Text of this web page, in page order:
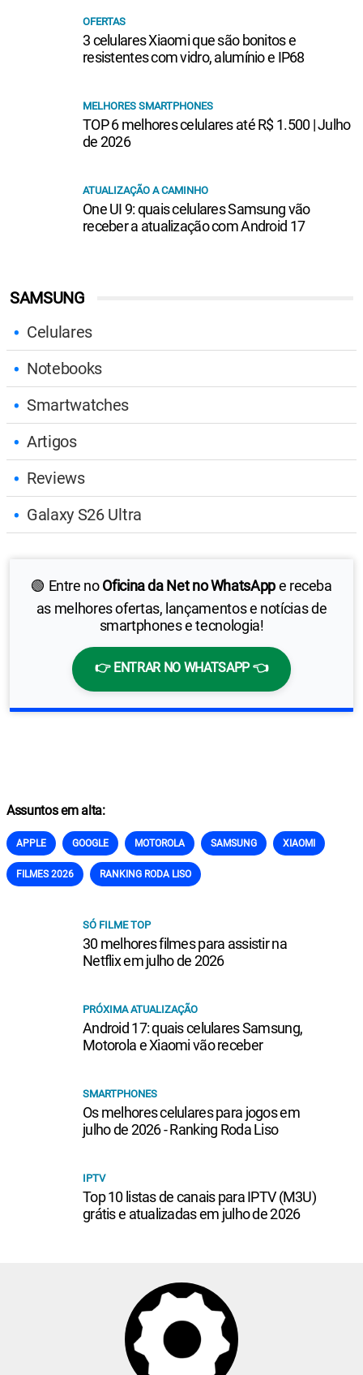
SAMSUNG
Celulares
Notebooks
Smartwatches
Artigos
Reviews
Galaxy S26 Ultra
🟢 Entre noOficina da Net no WhatsAppe receba
as melhores ofertas, lançamentos e notícias de
smartphones e tecnologia!
👉 ENTRAR NO WHATSAPP 👈
OFERTAS
3 celulares Xiaomi que são bonitos e
resistentes com vidro, alumínio e IP68
MELHORES SMARTPHONES
TOP 6 melhores celulares até R$ 1.500 | Julho
de 2026
ATUALIZAÇÃO A CAMINHO
One UI 9: quais celulares Samsung vão
receber a atualização com Android 17
Assuntos em alta:
APPLE GOOGLE MOTOROLA SAMSUNG XIAOMI
FILMES 2026 RANKING RODA LISO
SÓ FILME TOP
30 melhores filmes para assistir na
Netflix em julho de 2026
PRÓXIMA ATUALIZAÇÃO
Android 17: quais celulares Samsung,
Motorola e Xiaomi vão receber
SMARTPHONES
Os melhores celulares para jogos em
julho de 2026 - Ranking Roda Liso
IPTV
Top 10 listas de canais para IPTV (M3U)
grátis e atualizadas em julho de 2026